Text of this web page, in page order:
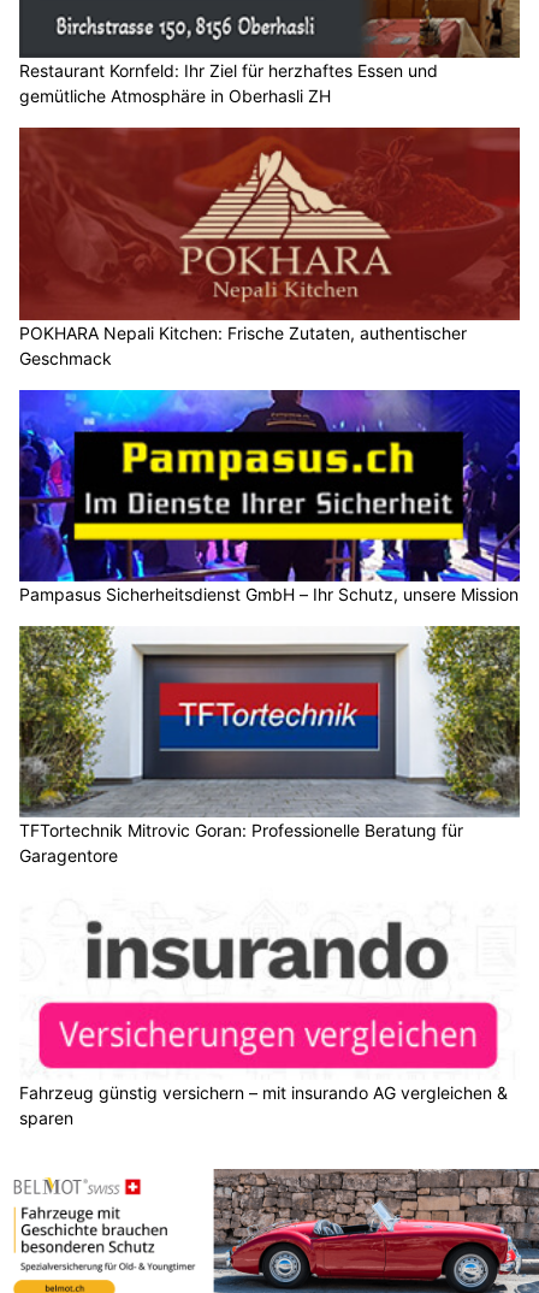
Restaurant Kornfeld: Ihr Ziel für herzhaftes Essen und
gemütliche Atmosphäre in Oberhasli ZH
POKHARA Nepali Kitchen: Frische Zutaten, authentischer
Geschmack
Pampasus Sicherheitsdienst GmbH – Ihr Schutz, unsere Mission
TFTortechnik Mitrovic Goran: Professionelle Beratung für
Garagentore
Fahrzeug günstig versichern – mit insurando AG vergleichen &
sparen